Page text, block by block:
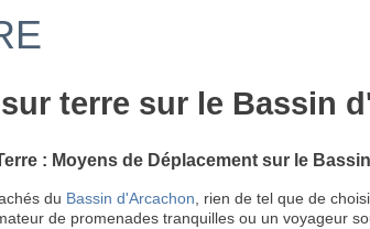
terre sur le Bassin
: Moyens de Déplacement sur le
du Bassin d'Arcachon , rien de tel que de
de promenades tranquilles ou un voyageur